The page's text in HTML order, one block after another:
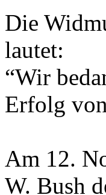
Die
lautet:
“Wir
Erfolg
Am 12.
W. Bush